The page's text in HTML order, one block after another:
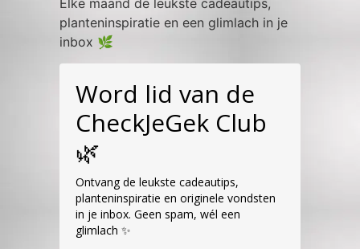
Elke maand de leukste cadeautips,
planteninspiratie en een glimlach in je
inbox 🌿
Word lid van de
CheckJeGek Club
🌿
Ontvang de leukste cadeautips,
planteninspiratie en originele vondsten
in je inbox. Geen spam, wél een
glimlach ✨